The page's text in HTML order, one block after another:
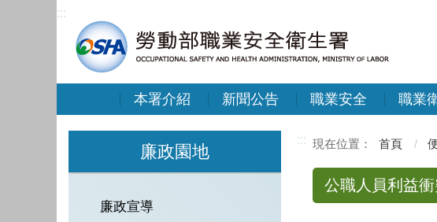
:::
本署介紹 新聞公告 職業安全 職業
廉政園地
廉政宣導
::: 首頁
公職人員利益